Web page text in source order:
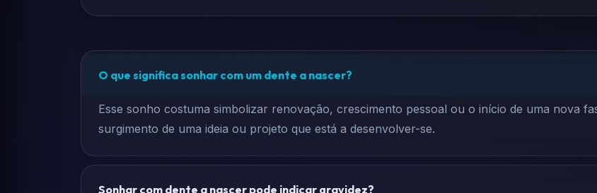
O que significa sonhar com um dente a nascer?
Esse sonho costuma simbolizar renovação, crescimento pessoal ou o início de uma nova
surgimento de uma ideia ou projeto que está a desenvolver-se.
Sonhar com dente a nascer pode indicar gravidez?